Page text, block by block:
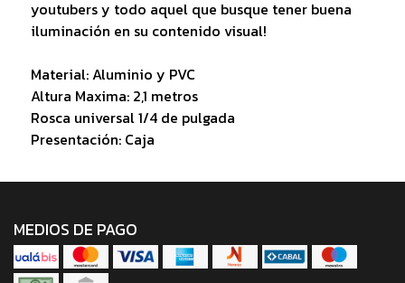
youtubers y todo aquel que busque tener buena
iluminación en su contenido visual!
Material: Aluminio y PVC
Altura Maxima: 2,1 metros
Rosca universal 1/4 de pulgada
Presentación: Caja
MEDIOS DE PAGO